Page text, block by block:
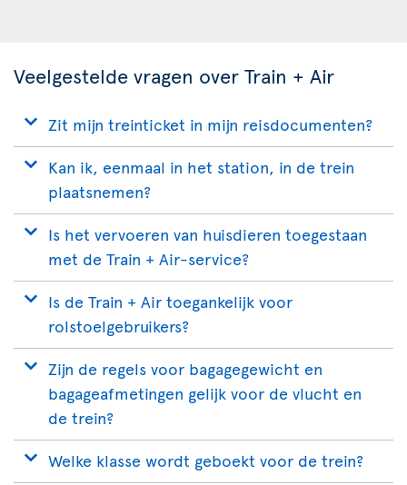
Veelgestelde vragen over Train + Air
Zit mijn treinticket in mijn reisdocumenten?
Kan ik, eenmaal in het station, in de trein
plaatsnemen?
Is het vervoeren van huisdieren toegestaan
met de Train + Air-service?
Is de Train + Air toegankelijk voor
rolstoelgebruikers?
Zijn de regels voor bagagegewicht en
bagageafmetingen gelijk voor de vlucht en
de trein?
Welke klasse wordt geboekt voor de trein?